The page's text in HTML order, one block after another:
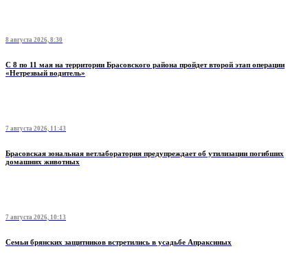
8 августа 2026, 8:30
С 8 по 11 мая на территории Брасовского района пройдет второй этап операции
«Нетрезвый водитель»
7 августа 2026, 11:43
Брасовская зональная ветлаборатория предупреждает об утилизации погибших
домашних животных
7 августа 2026, 10:13
Семьи брянских защитников встретились в усадьбе Апраксиных